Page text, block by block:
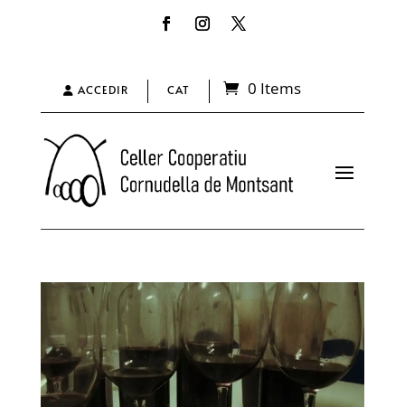
ACCEDIR CAT 0 Items